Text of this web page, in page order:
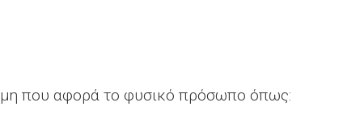
που αφορά το φυσικό πρόσωπο όπως: